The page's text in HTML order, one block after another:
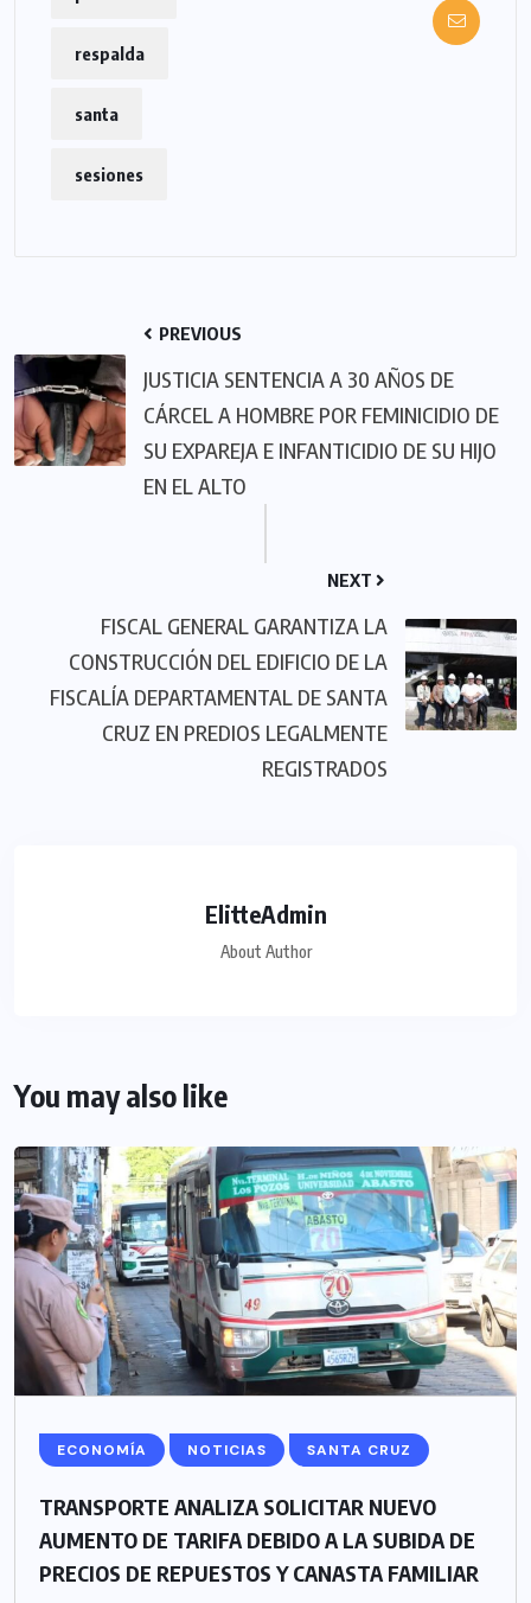
respalda
santa
sesiones
PREVIOUS
JUSTICIA SENTENCIA A 30 AÑOS DE
CÁRCEL A HOMBRE POR FEMINICIDIO DE
SU EXPAREJA E INFANTICIDIO DE SU HIJO
EN EL ALTO
NEXT
FISCAL GENERAL GARANTIZA LA
CONSTRUCCIÓN DEL EDIFICIO DE LA
FISCALÍA DEPARTAMENTAL DE SANTA
CRUZ EN PREDIOS LEGALMENTE
REGISTRADOS
ElitteAdmin
About Author
You may also like
ECONOMÍA NOTICIAS SANTA CRUZ
TRANSPORTE ANALIZA SOLICITAR NUEVO
AUMENTO DE TARIFA DEBIDO A LA SUBIDA DE
PRECIOS DE REPUESTOS Y CANASTA FAMILIAR